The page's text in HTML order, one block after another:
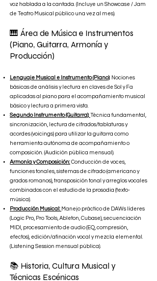
voz hablada a la cantada. (Incluye un Showcase / Jam
de Teatro Musical público una vez al mes).
🎹 Área de Música e Instrumentos
(Piano, Guitarra, Armonía y
Producción)
Lenguaje Musical e Instrumento (Piano): Nociones
básicas de análisis y lectura en claves de Sol y Fa
aplicadas al piano para el acompañamiento musical
básico y lectura a primera vista.
Segundo Instrumento (Guitarra):
Técnica fundamental,
sincronización, lectura de cifrados/tablaturas y
acordes (voicings) para utilizar la guitarra como
herramienta autónoma de acompañamiento o
composición. (Audición pública mensual).
Armonía y Composición:Conducción de voces,
funciones tonales, sistemas de cifrado (americano y
grados romanos), transposición tonal y arreglos vocales
combinados con el estudio de la prosodia (texto-
música).
Producción Musical: Manejo práctico de DAWs líderes
(Logic Pro, Pro Tools, Ableton, Cubase), secuenciación
MIDI, procesamiento de audio (EQ, compresión,
efectos), edición/afinación vocal y mezcla elemental.
(Listening Session mensual pública).
📚 Historia, Cultura Musical y
Técnicas Escénicas